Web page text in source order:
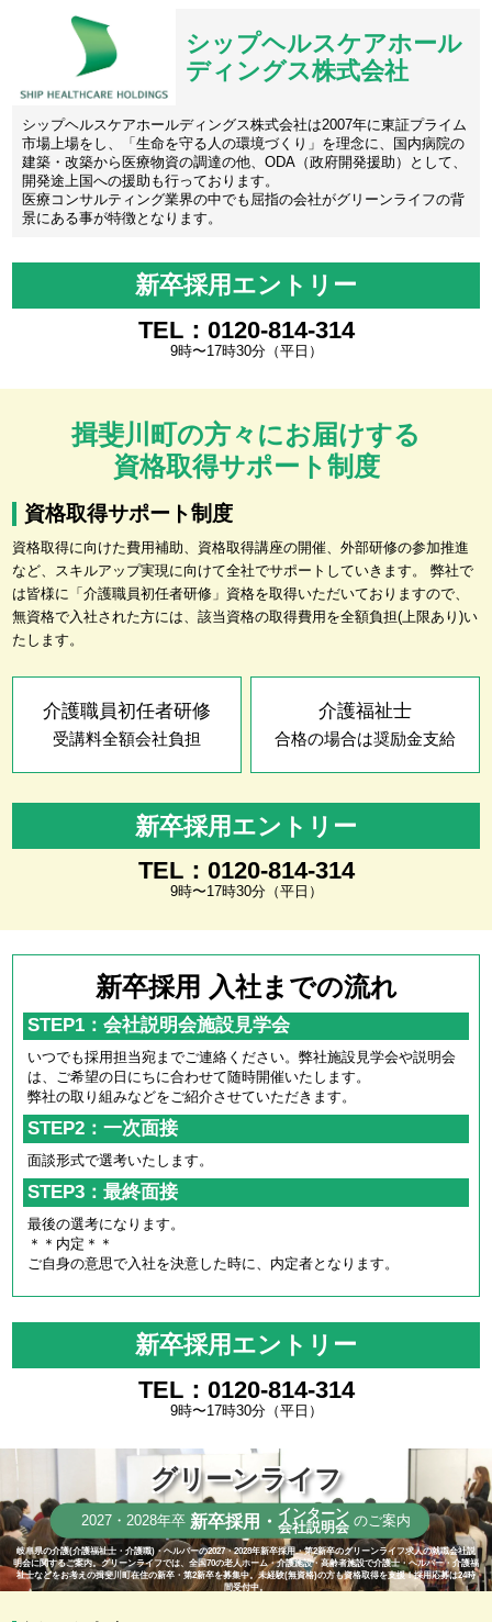
シップヘルスケアホール
ディングス株式会社
シップヘルスケアホールディングス株式会社は2007年に東証プライム
市場上場をし、「生命を守る人の環境づくり」を理念に、国内病院の
建築・改築から医療物資の調達の他、ODA（政府開発援助）として、
開発途上国への援助も行っております。
医療コンサルティング業界の中でも屈指の会社がグリーンライフの背
景にある事が特徴となります。
新卒採用エントリー
TEL：0120-814-314
9時〜17時30分（平日）
揖斐川町の方々にお届けする
資格取得サポート制度
資格取得サポート制度
資格取得に向けた費用補助、資格取得講座の開催、外部研修の参加推進
など、スキルアップ実現に向けて全社でサポートしていきます。 弊社で
は皆様に「介護職員初任者研修」資格を取得いただいておりますので、
無資格で入社された方には、該当資格の取得費用を全額負担(上限あり)い
たします。
介護職員初任者研修
受講料全額会社負担
介護福祉士
合格の場合は奨励金支給
新卒採用エントリー
TEL：0120-814-314
9時〜17時30分（平日）
新卒採用 入社までの流れ
STEP1：会社説明会施設見学会
いつでも採用担当宛までご連絡ください。弊社施設見学会や説明会
は、ご希望の日にちに合わせて随時開催いたします。
弊社の取り組みなどをご紹介させていただきます。
STEP2：一次面接
面談形式で選考いたします。
STEP3：最終面接
最後の選考になります。
＊＊内定＊＊
ご自身の意思で入社を決意した時に、内定者となります。
新卒採用エントリー
TEL：0120-814-314
9時〜17時30分（平日）
グリーンライフ
2027・2028年卒 新卒採用・ インターン
会社説明会 のご案内
岐阜県の介護(介護福祉士・介護職)・ヘルパーの2027・2028年新卒採用・第2新卒のグリーンライフ求人の就職会社説
明会に関するご案内。グリーンライフでは、全国70の老人ホーム・介護施設・高齢者施設で介護士・ヘルパー・介護福
祉士などをお考えの揖斐川町在住の新卒・第2新卒を募集中。未経験(無資格)の方も資格取得を支援！採用応募は24時
間受付中。